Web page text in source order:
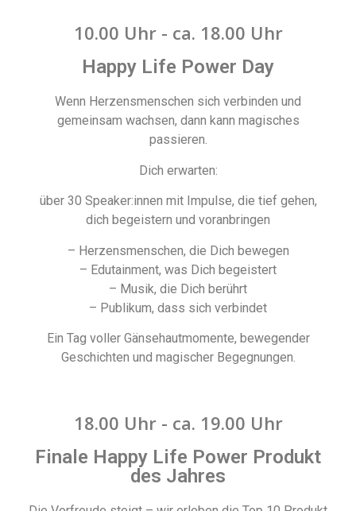
10.00 Uhr - ca. 18.00 Uhr
Happy Life Power Day
Wenn Herzensmenschen sich verbinden und
gemeinsam wachsen, dann kann magisches
passieren.
Dich erwarten:
über 30 Speaker:innen mit Impulse, die tief gehen,
dich begeistern und voranbringen
– Herzensmenschen, die Dich bewegen
– Edutainment, was Dich begeistert
– Musik, die Dich berührt
– Publikum, dass sich verbindet
Ein Tag voller Gänsehautmomente, bewegender
Geschichten und magischer Begegnungen.
18.00 Uhr - ca. 19.00 Uhr
Finale Happy Life Power Produkt
des Jahres